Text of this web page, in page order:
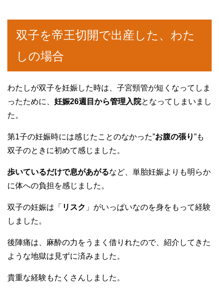
双子を帝王切開で出産した、わた
しの場合
わたしが双子を妊娠した時は、子宮頸管が短くなってしま
ったために、 妊娠26週目から管理入院となってしまいまし
た。
第1子の妊娠時には感じたことのなかった”お腹の張り”も
双子のときに初めて感じました。
歩いているだけで息があがるなど、単胎妊娠よりも明らか
に体への負担を感じました。
双子の妊娠は「 リスク 」がいっぱいなのを身をもって経験
しました。
後陣痛は、麻酔の力をうまく借りれたので、紹介してきた
ような地獄は見ずに済みました。
貴重な経験もたくさんしました。